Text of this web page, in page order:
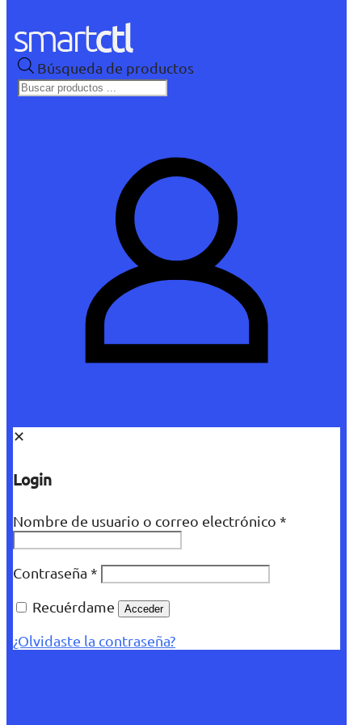
Búsqueda de productos
✕
Login
Nombre de usuario o correo electrónico *
Contraseña *
Recuérdame
Acceder
¿Olvidaste la contraseña?